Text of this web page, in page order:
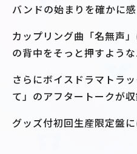
バンドの始まりを確かに
カップリング曲「名無声
の背中をそっと押すよう
さらにボイスドラマトラ
て」のアフタートークが
グッズ付初回生産限定盤